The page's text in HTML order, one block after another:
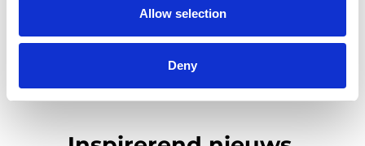
Allow selection
Deny